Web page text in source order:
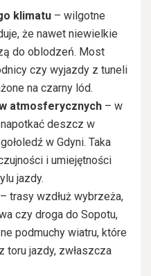
klimatu – wilgotne
że nawet niewielkie
do oblodzeń. Most
czy wyjazdy z tuneli
na czarny lód.
atmosferycznych – w
deszcz w
w Gdyni. Taka
i umiejętności
jazdy.
– trasy wzdłuż wybrzeża,
czy droga do Sopotu,
podmuchy wiatru, które
toru jazdy, zwłaszcza